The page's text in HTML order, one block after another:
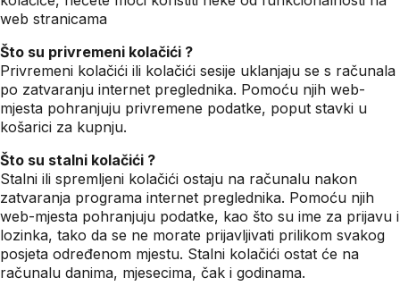
web stranicama
Što su privremeni kolačići ?
Privremeni kolačići ili kolačići sesije uklanjaju se s računala
po zatvaranju internet preglednika. Pomoću njih web-
mjesta pohranjuju privremene podatke, poput stavki u
košarici za kupnju.
Što su stalni kolačići ?
Stalni ili spremljeni kolačići ostaju na računalu nakon
zatvaranja programa internet preglednika. Pomoću njih
web-mjesta pohranjuju podatke, kao što su ime za prijavu i
lozinka, tako da se ne morate prijavljivati prilikom svakog
posjeta određenom mjestu. Stalni kolačići ostat će na
računalu danima, mjesecima, čak i godinama.